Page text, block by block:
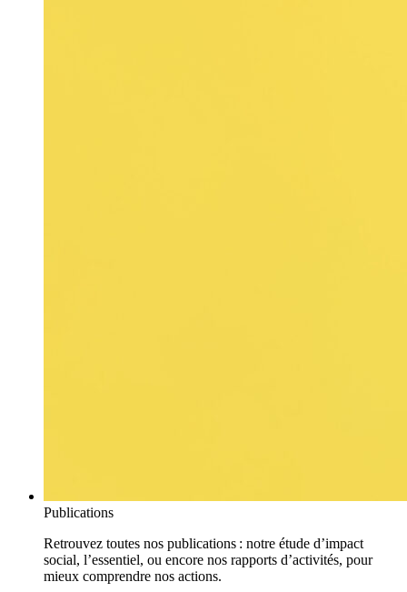
Publications
Retrouvez toutes nos publications : notre étude d’impact
social, l’essentiel, ou encore nos rapports d’activités, pour
mieux comprendre nos actions.